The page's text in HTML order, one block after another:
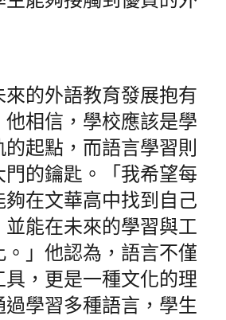
來的外語教育發展抱有
相信，學校應該是學
起點，而語言學習則
門的鑰匙。「我希望每
夠在文華高中找到自己
並能在未來的學習與工
。」他認為，語言不僅
，更是一種文化的理
學習多種語言，學生